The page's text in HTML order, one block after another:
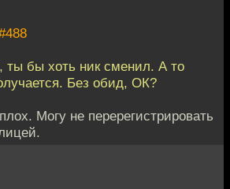
бы хоть ник сменил. А то
Без обид, ОК?
Могу не перерегистрировать